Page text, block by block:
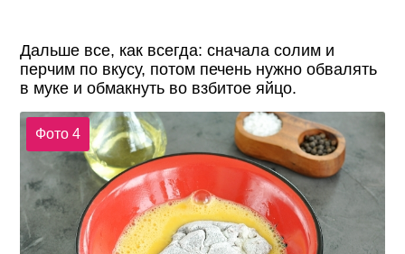
Дальше все, как всегда: сначала солим и
перчим по вкусу, потом печень нужно обвалять
в муке и обмакнуть во взбитое яйцо.
Фото 4